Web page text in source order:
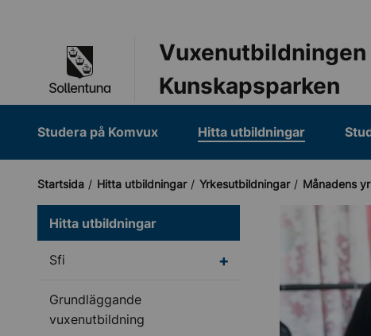
Vuxenutbildningen
Kunskapsparken
Studera på Komvux Hitta utbildningar
Startsida Hitta utbildningar Yrkesutbildningar Månadens
Hitta utbildningar
Sfi Undermeny för Sfi
Grundläggande
vuxenutbildning